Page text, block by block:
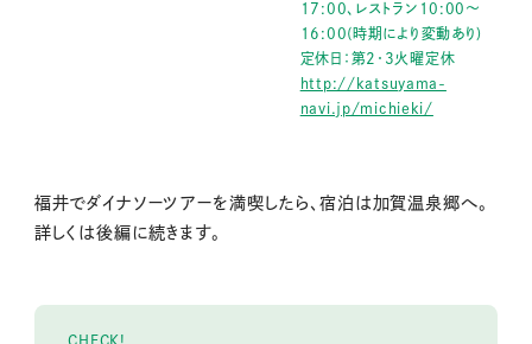
17:00、レストラン10:00～
16:00(時期により変動あり)
定休日：第2･3火曜定休
http://katsuyama-
navi.jp/michieki/
福井でダイナソーツアーを満喫したら、宿泊は加賀温泉郷へ。
詳しくは後編に続きます。
CHECK!